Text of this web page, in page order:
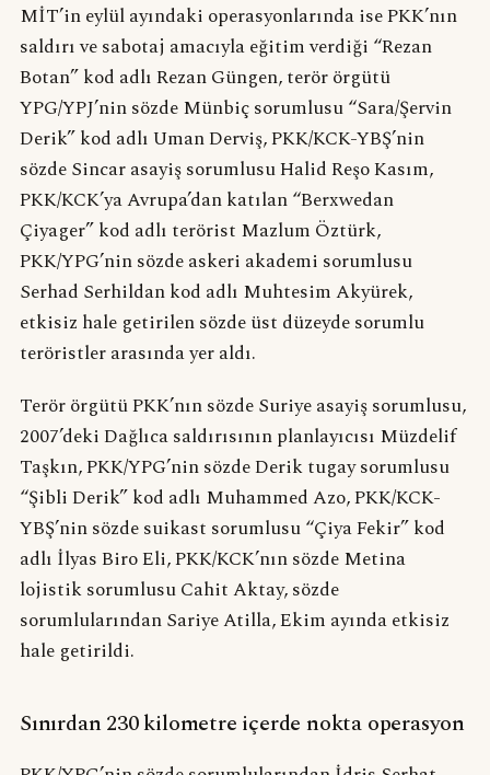
MİT’in eylül ayındaki operasyonlarında ise PKK’nın
saldırı ve sabotaj amacıyla eğitim verdiği “Rezan
Botan” kod adlı Rezan Güngen, terör örgütü
YPG/YPJ’nin sözde Münbiç sorumlusu “Sara/Şervin
Derik” kod adlı Uman Derviş, PKK/KCK-YBŞ’nin
sözde Sincar asayiş sorumlusu Halid Reşo Kasım,
PKK/KCK’ya Avrupa’dan katılan “Berxwedan
Çiyager” kod adlı terörist Mazlum Öztürk,
PKK/YPG’nin sözde askeri akademi sorumlusu
Serhad Serhildan kod adlı Muhtesim Akyürek,
etkisiz hale getirilen sözde üst düzeyde sorumlu
teröristler arasında yer aldı.
Terör örgütü PKK’nın sözde Suriye asayiş sorumlusu,
2007’deki Dağlıca saldırısının planlayıcısı Müzdelif
Taşkın, PKK/YPG’nin sözde Derik tugay sorumlusu
“Şibli Derik” kod adlı Muhammed Azo, PKK/KCK-
YBŞ’nin sözde suikast sorumlusu “Çiya Fekir” kod
adlı İlyas Biro Eli, PKK/KCK’nın sözde Metina
lojistik sorumlusu Cahit Aktay, sözde
sorumlularından Sariye Atilla, Ekim ayında etkisiz
hale getirildi.
Sınırdan 230 kilometre içerde nokta operasyon